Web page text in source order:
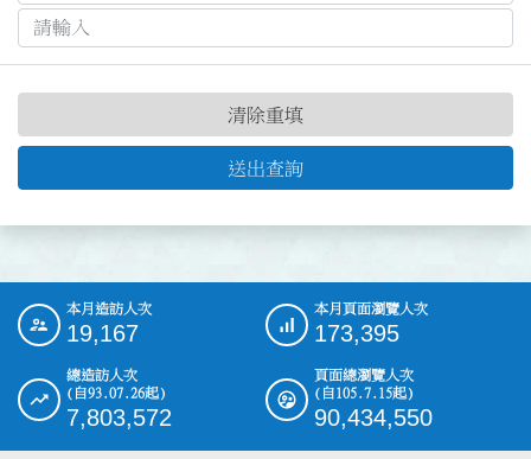
送出查詢
清除重填
::: 本月造訪人次
19,167
本月頁面瀏覽人次
173,395
總造訪人次
(自93.07.26起)
7,803,572
頁面總瀏覽人次
(自105.7.15起)
90,434,550